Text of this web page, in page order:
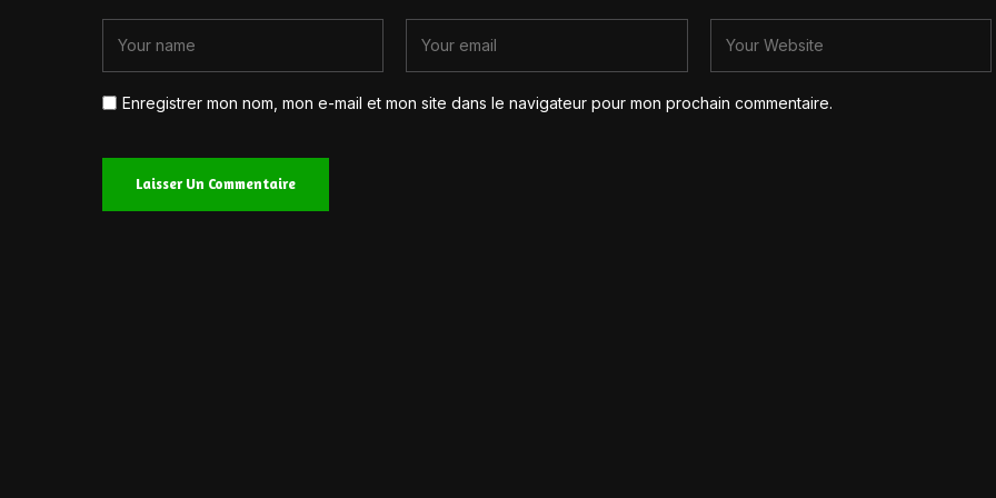
Enregistrer mon nom, mon e-mail et mon site dans le navigateur pour mon prochain commentaire.